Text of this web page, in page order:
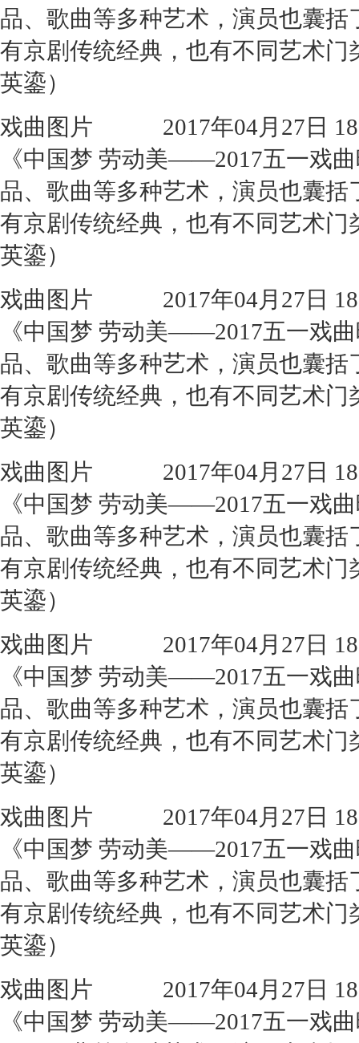
品、歌曲等多种艺术，演员也囊
有京剧传统经典，也有不同艺术
英鎏）
戏曲图片 2017年04月27日
《中国梦 劳动美——2017五一戏
品、歌曲等多种艺术，演员也囊
有京剧传统经典，也有不同艺术
英鎏）
戏曲图片 2017年04月27日
《中国梦 劳动美——2017五一戏
品、歌曲等多种艺术，演员也囊
有京剧传统经典，也有不同艺术
英鎏）
戏曲图片 2017年04月27日
《中国梦 劳动美——2017五一戏
品、歌曲等多种艺术，演员也囊
有京剧传统经典，也有不同艺术
英鎏）
戏曲图片 2017年04月27日
《中国梦 劳动美——2017五一戏
品、歌曲等多种艺术，演员也囊
有京剧传统经典，也有不同艺术
英鎏）
戏曲图片 2017年04月27日
《中国梦 劳动美——2017五一戏
品、歌曲等多种艺术，演员也囊
有京剧传统经典，也有不同艺术
英鎏）
戏曲图片 2017年04月27日
《中国梦 劳动美——2017五一戏